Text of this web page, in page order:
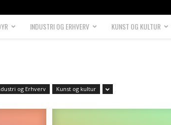
INDUSTRI OG ERHVERV KUNST OG KULTUR
og Erhverv Kunst og kultur